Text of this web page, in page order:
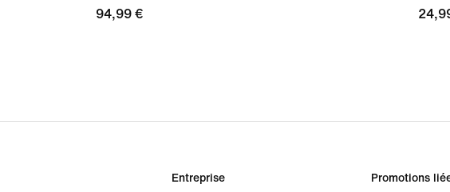
94,99 €
94,99 €
Entreprise Promotions